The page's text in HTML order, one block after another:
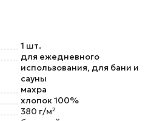
1 шт.
для ежедневного
использования, для бани и
сауны
махра
хлопок 100%
380 г/м²